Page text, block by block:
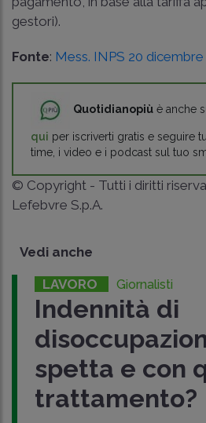
gestori).
Fonte: Mess. INPS 20 dicembre
Quotidianopiù è anche
qui per iscriverti gratis e seguire
time, i video e i podcast sul tuo
© Copyright - Tutti i diritti
Lefebvre S.p.A.
Vedi anche
LAVORO Giornalisti
Indennità di
spetta e con
trattamento?